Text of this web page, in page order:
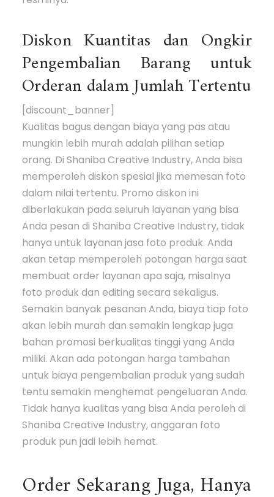
Diskon Kuantitas dan Ongkir
Pengembalian Barang untuk
Orderan dalam Jumlah Tertentu
[discount_banner]
Kualitas bagus dengan biaya yang pas atau
mungkin lebih murah adalah pilihan setiap
orang. Di Shaniba Creative Industry, Anda bisa
memperoleh diskon spesial jika memesan foto
dalam nilai tertentu. Promo diskon ini
diberlakukan pada seluruh layanan yang bisa
Anda pesan di Shaniba Creative Industry, tidak
hanya untuk layanan jasa foto produk. Anda
akan tetap memperoleh potongan harga saat
membuat order layanan apa saja, misalnya
foto produk dan editing secara sekaligus.
Semakin banyak pesanan Anda, biaya tiap foto
akan lebih murah dan semakin lengkap juga
bahan promosi berkualitas tinggi yang Anda
miliki. Akan ada potongan harga tambahan
untuk biaya pengembalian produk yang sudah
tentu semakin menghemat pengeluaran Anda.
Tidak hanya kualitas yang bisa Anda peroleh di
Shaniba Creative Industry, anggaran foto
produk pun jadi lebih hemat.
Order Sekarang Juga, Hanya